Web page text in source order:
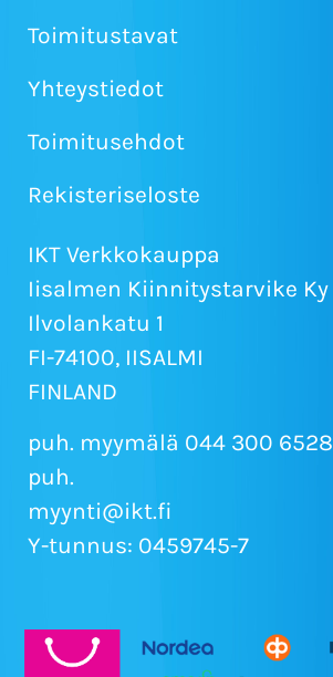
Toimitustavat
Yhteystiedot
Toimitusehdot
Rekisteriseloste
IKT Verkkokauppa
Iisalmen Kiinnitystarvike Ky
Ilvolankatu 1
FI-74100, IISALMI
FINLAND
puh. myymälä 044 300 6528
puh.
myynti@ikt.fi
Y-tunnus: 0459745-7